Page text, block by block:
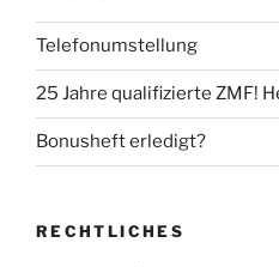
Telefonumstellung
25 Jahre qualifizierte ZMF!
Bonusheft erledigt?
RECHTLICHES